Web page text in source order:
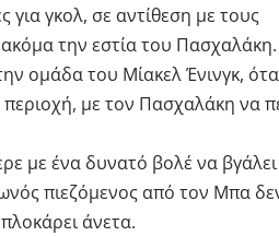
για γκολ, σε αντίθεση με τους
ακόμα την εστία του Πασχαλάκη.
ομάδα του Μίακελ Ένινγκ,
με τον Πασχαλάκη να
με ένα δυνατό βολέ να
πιεζόμενος από τον Μπα
άνετα.